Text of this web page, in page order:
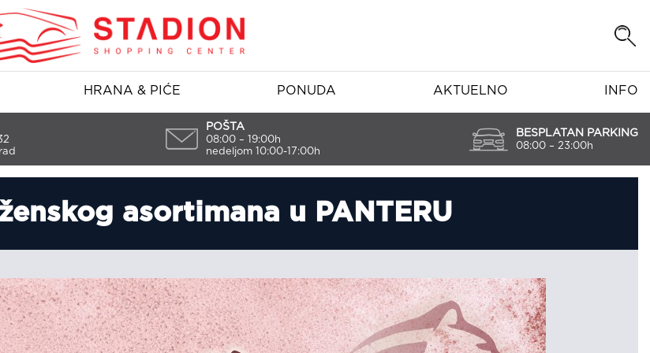
HRANA & PIĆE PONUDA AKTUELNO INFO
POŠTA
08:00 – 19:00h
nedeljom 10:00-17:00h
BESPLATAN PARKING
08:00 – 23:00h
asortimana u PANTERU